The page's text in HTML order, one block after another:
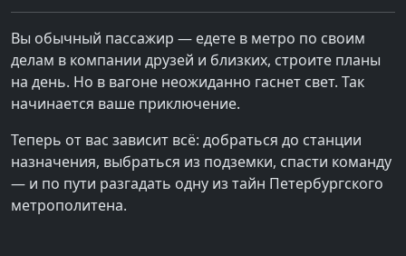
Вы обычный пассажир — едете в метро по своим
делам в компании друзей и близких, строите планы
на день. Но в вагоне неожиданно гаснет свет. Так
начинается ваше приключение.
Теперь от вас зависит всё: добраться до станции
назначения, выбраться из подземки, спасти команду
— и по пути разгадать одну из тайн Петербургского
метрополитена.